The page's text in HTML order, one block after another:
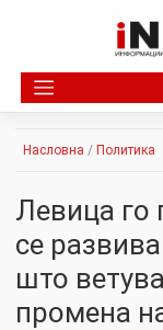
Насловна / Политика
Левица го
се
што
промена